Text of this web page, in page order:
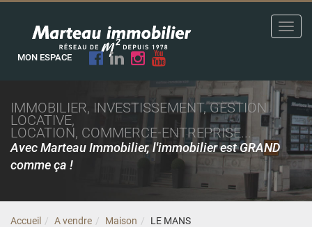
MON ESPACE
IMMOBILIER, INVESTISSEMENT, GESTION
LOCATIVE,
LOCATION, COMMERCE-ENTREPRISE...
Avec Marteau Immobilier, l'immobilier est GRAND
comme ça !
Accueil A vendre Maison LE MANS